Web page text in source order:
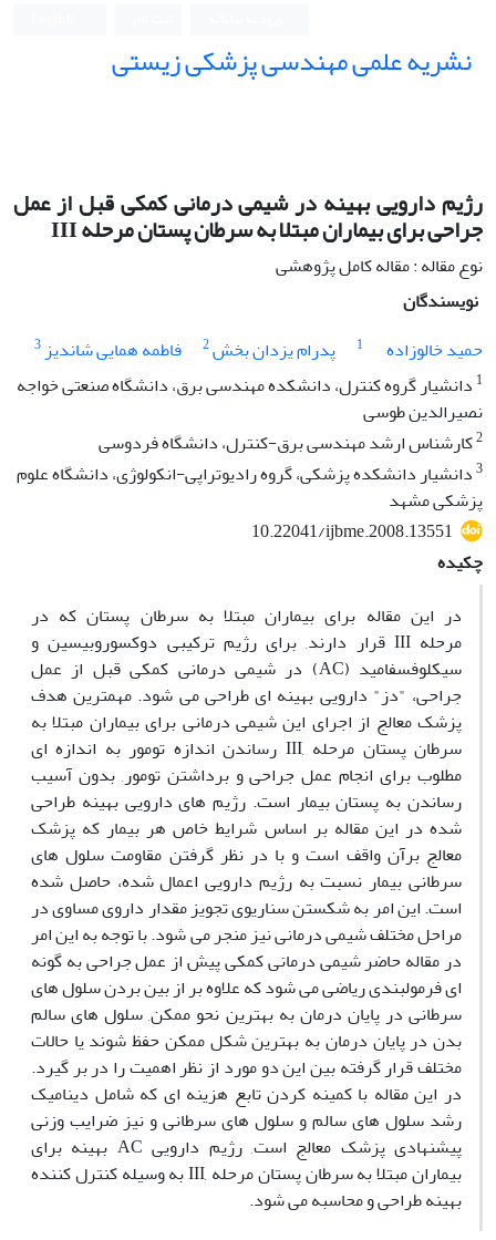
نشریه علمی مهندسی پزشکی زیستی
رژیم دارویی بهینه در شیمی درمانی کمکی قبل از عمل
جراحی برای بیماران مبتلا به سرطان پستان مرحله III
نوع مقاله : مقاله کامل پژوهشی
نویسندگان
حمید خالوزاده
1 پدرام یزدان بخش2 فاطمه همایی شاندیز3
1 دانشیار گروه کنترل، دانشکده مهندسی برق، دانشگاه صنعتی خواجه
نصیرالدین طوسی
2کارشناس ارشد مهندسی برق-کنترل، دانشگاه فردوسی
3دانشیار دانشکده پزشکی، گروه رادیوتراپی-انکولوژی، دانشگاه علوم
پزشکی مشهد
10.22041/ijbme.2008.13551
چکیده
در این مقاله برای بیماران مبتلا به سرطان پستان که در
مرحله III قرار دارند, برای رژیم ترکیبی دوکسوروبیسین و
سیکلوفسفامید (AC) در شیمی درمانی کمکی قبل از عمل
جراحی، "دز" دارویی بهینه ای طراحی می شود. مهمترین هدف
پزشک معالج از اجرای این شیمی درمانی برای بیماران مبتلا به
سرطان پستان مرحله ,III رساندن اندازه تومور به اندازه ای
مطلوب برای انجام عمل جراحی و برداشتن تومور, بدون آسیب
رساندن به پستان بیمار است. رژیم های دارویی بهینه طراحی
شده در این مقاله بر اساس شرایط خاص هر بیمار که پزشک
معالج برآن واقف است و با در نظر گرفتن مقاومت سلول های
سرطانی بیمار نسبت به رژیم دارویی اعمال شده، حاصل شده
است. این امر به شکستن سناریوی تجویز مقدار داروی مساوی در
مراحل مختلف شیمی درمانی نیز منجر می شود. با توجه به این امر
در مقاله حاضر شیمی درمانی کمکی پیش از عمل جراحی به گونه
ای فرمولبندی ریاضی می شود که علاوه بر از بین بردن سلول های
سرطانی در پایان درمان به بهترین نحو ممکن, سلول های سالم
بدن در پایان درمان به بهترین شکل ممکن حفظ شوند یا حالات
مختلف قرار گرفته بین این دو مورد از نظر اهمیت را در بر گیرد.
در این مقاله با کمینه کردن تابع هزینه ای که شامل دینامیک
رشد سلول های سالم و سلول های سرطانی و نیز ضرایب وزنی
پیشنهادی پزشک معالج است, رژیم دارویی AC بهینه برای
بیماران مبتلا به سرطان پستان مرحله ,III به وسیله کنترل کننده
بهینه طراحی و محاسبه می شود.